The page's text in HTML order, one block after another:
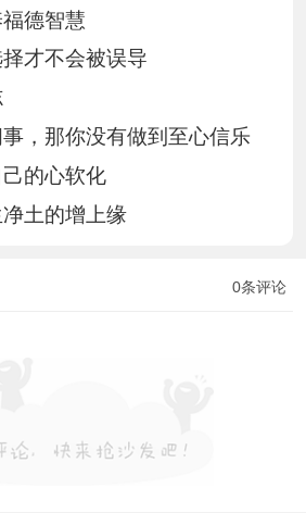
德智慧
才不会被误导
，那你没有做到至心信乐
的心软化
土的增上缘
0条评论